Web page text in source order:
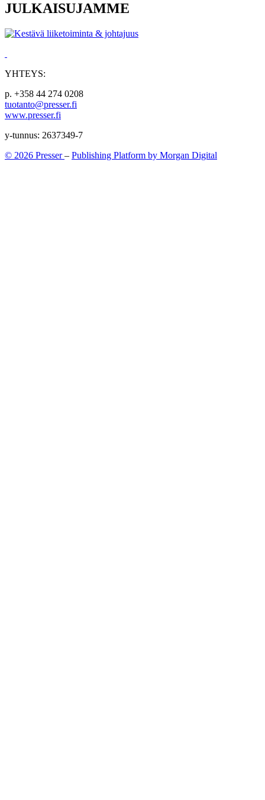
JULKAISUJAMME
YHTEYS:
p. +358 44 274 0208
tuotanto@presser.fi
www.presser.fi
y-tunnus: 2637349-7
© 2026 Presser– Publishing Platform by Morgan Digital